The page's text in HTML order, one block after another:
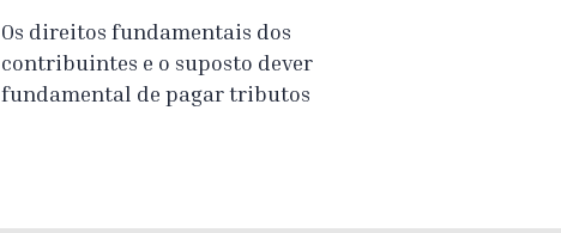
Os direitos fundamentais dos
contribuintes e o suposto dever
fundamental de pagar tributos